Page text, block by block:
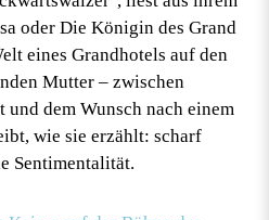
oder Die Königin des Grand
eines Grandhotels auf den
Mutter – zwischen
dem Wunsch nach einem
wie sie erzählt: scharf
Sentimentalität.